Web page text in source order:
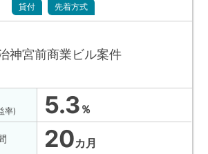
貸付 先着方式
神宮前商業ビル案件
率) 5.3 ％
20カ月